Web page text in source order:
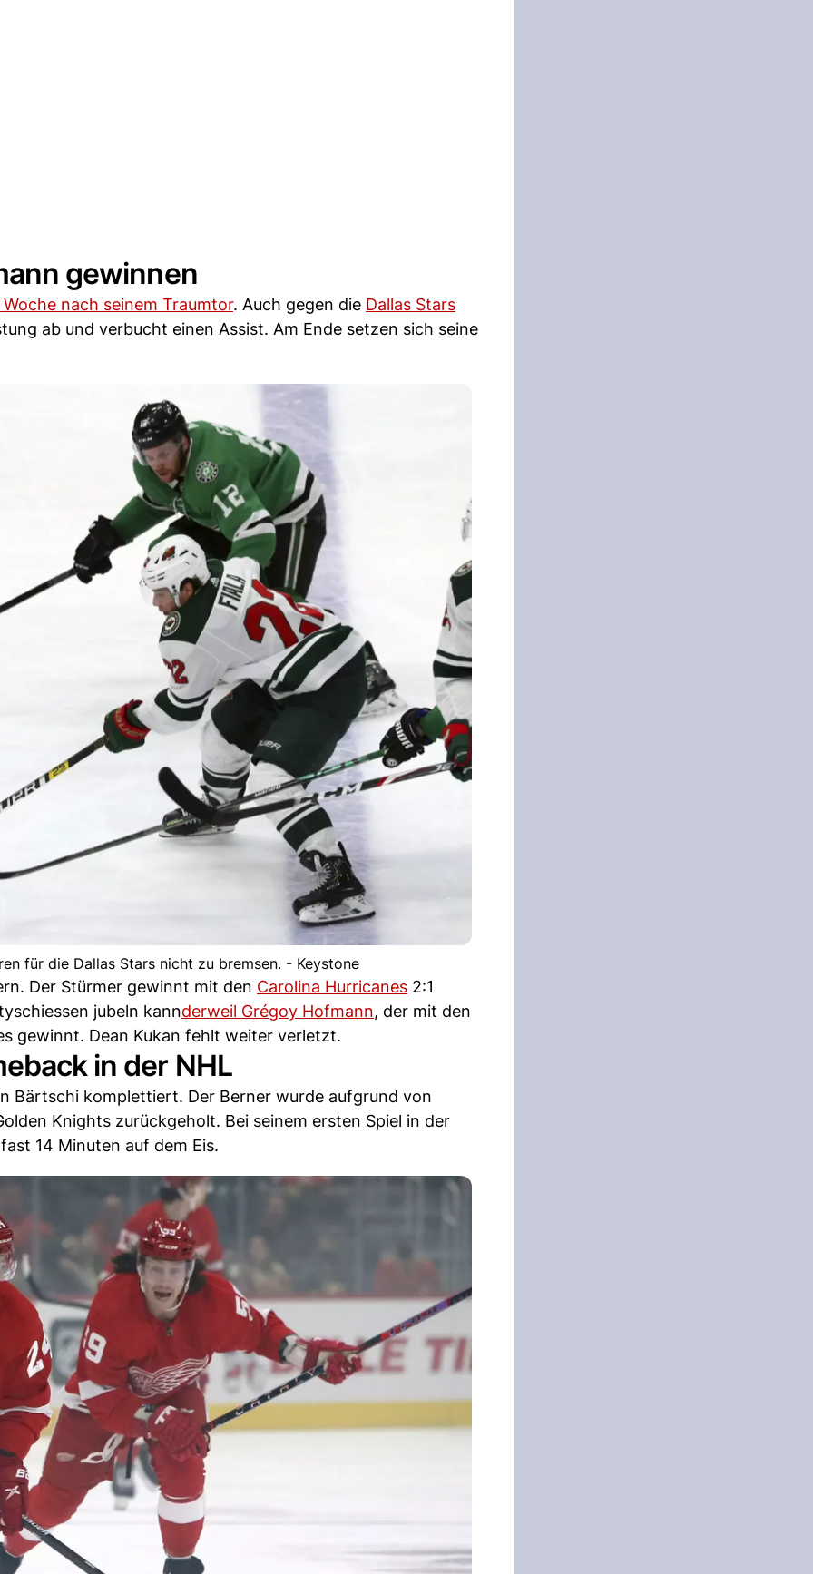
gewinnen
Woche nach seinem Traumtor. Auch gegen die Dallas Stars
ab und verbucht einen Assist. Am Ende setzen sich seine
für die Dallas Stars nicht zu bremsen. - Keystone
Der Stürmer gewinnt mit den Carolina Hurricanes 2:1
jubeln kannderweil Grégoy Hofmann, der mit den
gewinnt. Dean Kukan fehlt weiter verletzt.
in der NHL
Bärtschi komplettiert. Der Berner wurde aufgrund von
Knights zurückgeholt. Bei seinem ersten Spiel in der
14 Minuten auf dem Eis.